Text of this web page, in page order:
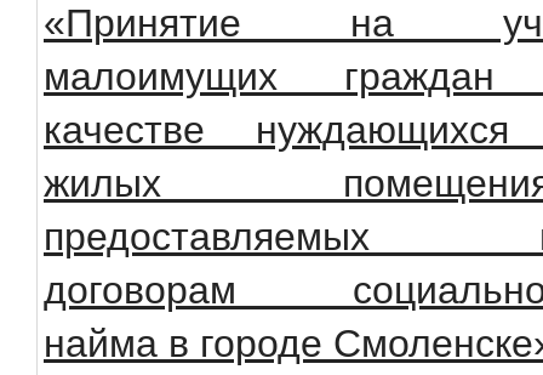
«Принятие на
малоимущих
качестве
жилых
предоставляемых
договорам
найма в городе